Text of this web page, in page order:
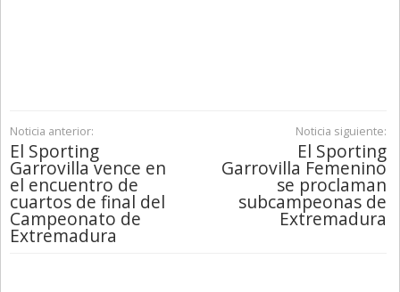
Noticia anterior:
El Sporting
Garrovilla vence en
el encuentro de
cuartos de final del
Campeonato de
Extremadura
Noticia siguiente:
El Sporting
Garrovilla Femenino
se proclaman
subcampeonas de
Extremadura